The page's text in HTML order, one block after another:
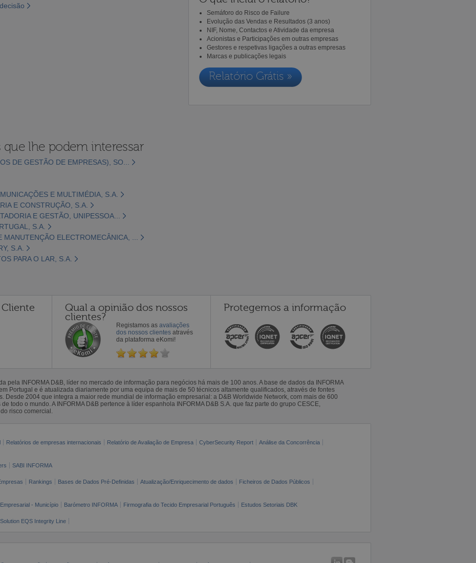
Semáforo do Risco de Failure
Evolução das Vendas e Resultados (3 anos)
NIF, Nome, Contactos e Atividade da empresa
Acionistas e Participações em outras empresas
Gestores e respetivas ligações a outras empresas
Marcas e publicações legais
Relatório Grátis »
que lhe podem interessar
DE GESTÃO DE EMPRESAS), SO...
E MULTIMÉDIA, S.A.
E CONSTRUÇÃO, S.A.
E GESTÃO, UNIPESSOA...
S.A.
ELECTROMECÂNICA, ...
S.A.
PARA O LAR, S.A.
Qual a opinião dos nossos
clientes?
Registamos as avaliações
dos nossos clientes através
da plataforma eKomi!
Protegemos a informação
pela INFORMA D&B, líder no mercado de informação para negócios há mais de 100 anos. A base de dados da INFORMA
Portugal e é atualizada diariamente por uma equipa de mais de 50 técnicos altamente qualificados, através de fontes
Desde 2004 que integra a maior rede mundial de informação empresarial: a D&B Worldwide Network, com mais de 600
todo o mundo. A INFORMA D&B pertence à líder espanhola INFORMA D&B S.A. que faz parte do grupo CESCE,
risco comercial.
Relatórios de empresas internacionais Relatório de Avaliação de Empresa CyberSecurity Report
Análise da Concorrência
SABI INFORMA
Rankings Bases de Dados Pré-Definidas Atualização/Enriquecimento de dados
Ficheiros de Dados Públicos
- Município Barómetro INFORMA Firmografia do Tecido Empresarial Português Estudos Setoriais DBK
EQS Integrity Line